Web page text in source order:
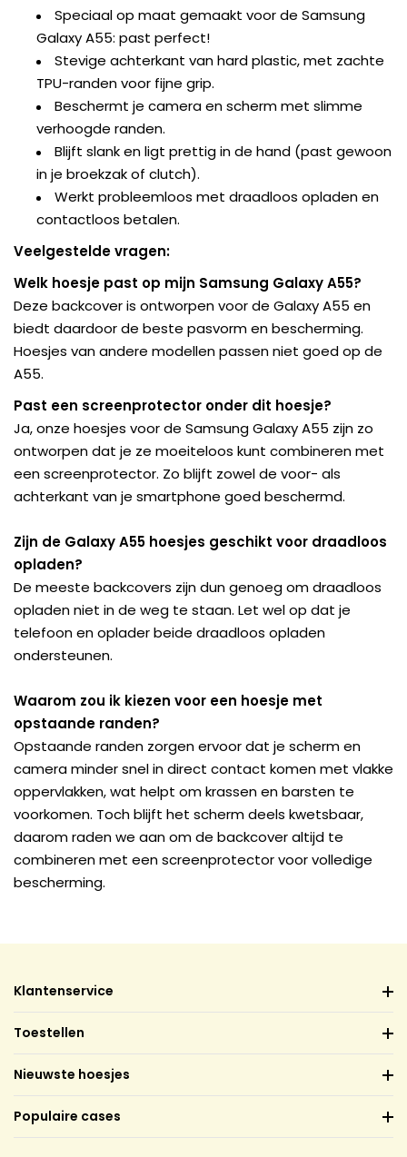
Speciaal op maat gemaakt voor de Samsung
Galaxy A55: past perfect!
Stevige achterkant van hard plastic, met zachte
TPU-randen voor fijne grip.
Beschermt je camera en scherm met slimme
verhoogde randen.
Blijft slank en ligt prettig in de hand (past gewoon
in je broekzak of clutch).
Werkt probleemloos met draadloos opladen en
contactloos betalen.
Veelgestelde vragen:
Welk hoesje past op mijn Samsung Galaxy A55?
Deze backcover is ontworpen voor de Galaxy A55 en
biedt daardoor de beste pasvorm en bescherming.
Hoesjes van andere modellen passen niet goed op de
A55.
Past een screenprotector onder dit hoesje?
Ja, onze hoesjes voor de Samsung Galaxy A55 zijn zo
ontworpen dat je ze moeiteloos kunt combineren met
een screenprotector. Zo blijft zowel de voor- als
achterkant van je smartphone goed beschermd.
Zijn de Galaxy A55 hoesjes geschikt voor draadloos
opladen?
De meeste backcovers zijn dun genoeg om draadloos
opladen niet in de weg te staan. Let wel op dat je
telefoon en oplader beide draadloos opladen
ondersteunen.
Waarom zou ik kiezen voor een hoesje met
opstaande randen?
Opstaande randen zorgen ervoor dat je scherm en
camera minder snel in direct contact komen met vlakke
oppervlakken, wat helpt om krassen en barsten te
voorkomen. Toch blijft het scherm deels kwetsbaar,
daarom raden we aan om de backcover altijd te
combineren met een screenprotector voor volledige
bescherming.
Klantenservice
Toestellen
Nieuwste hoesjes
Populaire cases